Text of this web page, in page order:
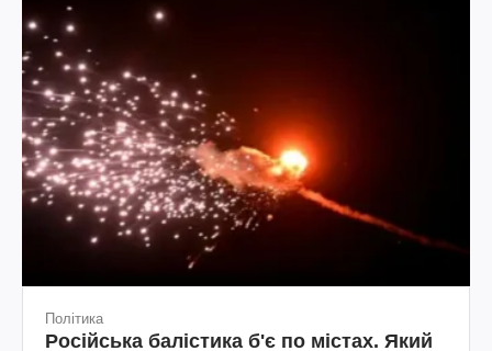
Політика
Російська балістика б'є по містах. Який